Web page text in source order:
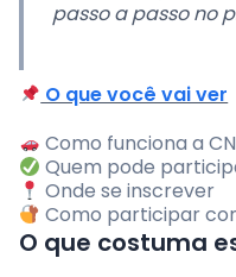
passo a passo no
O que você vai ver
Como funciona a
Quem pode
Onde se inscrever
Como participar
O que costuma